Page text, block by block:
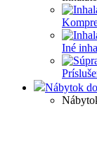
Iné
Nábytok